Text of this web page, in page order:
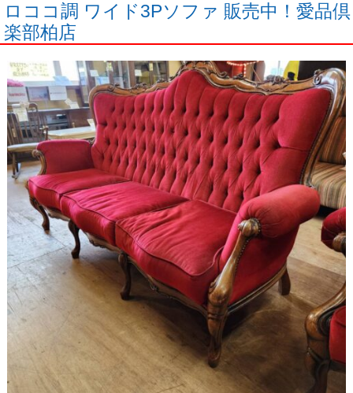
ロココ調 ワイド3Pソファ 販売中！愛品倶
楽部柏店